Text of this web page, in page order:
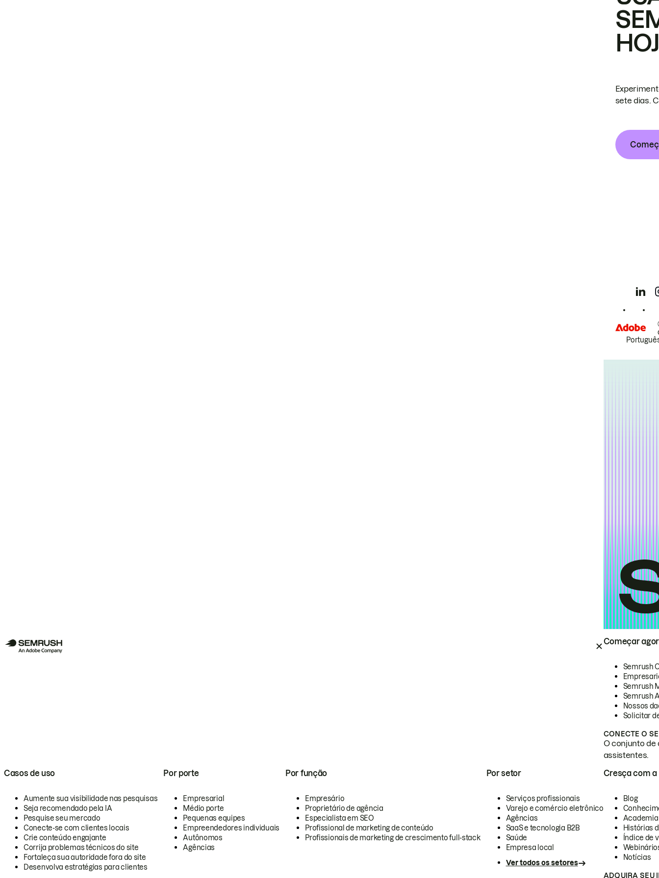
Começar
Semrush
Semrush
Semrush
Nossos
Solicitar
CONECTE O
O conjunto de
assistentes.
Casos de uso
Aumente sua visibilidade nas pesquisas
Seja recomendado pela IA
Pesquise seu mercado
Conecte-se com clientes locais
Crie conteúdo engajante
Corrija problemas técnicos do site
Fortaleça sua autoridade fora do site
Desenvolva estratégias para clientes
Por porte
Empresarial
Médio porte
Pequenas equipes
Empreendedores individuais
Autônomos
Agências
Por função
Empresário
Proprietário de agência
Especialista em SEO
Profissional de marketing de conteúdo
Profissionais de marketing de crescimento full-stack
Por setor
Serviços profissionais
Varejo e comércio eletrônico
Agências
SaaS e tecnologia B2B
Saúde
Empresa local
Ver todos os setores
Cresça com a
Blog
Academia
Histórias
Índice de
Notícias
ADQUIRA SEU
sete dias.